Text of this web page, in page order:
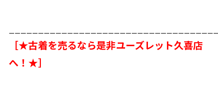
［★古着を売るなら是非ユーズレット久喜店
へ！★］